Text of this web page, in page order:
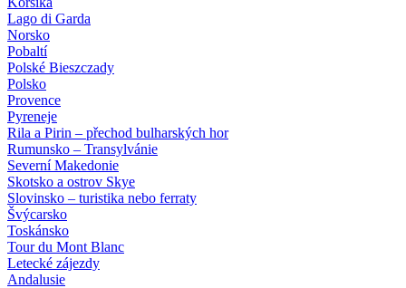
Lago di Garda
Norsko
Pobaltí
Polské Bieszczady
Polsko
Provence
Pyreneje
Rila a Pirin – přechod bulharských hor
Rumunsko – Transylvánie
Severní Makedonie
Skotsko a ostrov Skye
Slovinsko – turistika nebo ferraty
Švýcarsko
Toskánsko
Tour du Mont Blanc
Letecké zájezdy
Andalusie